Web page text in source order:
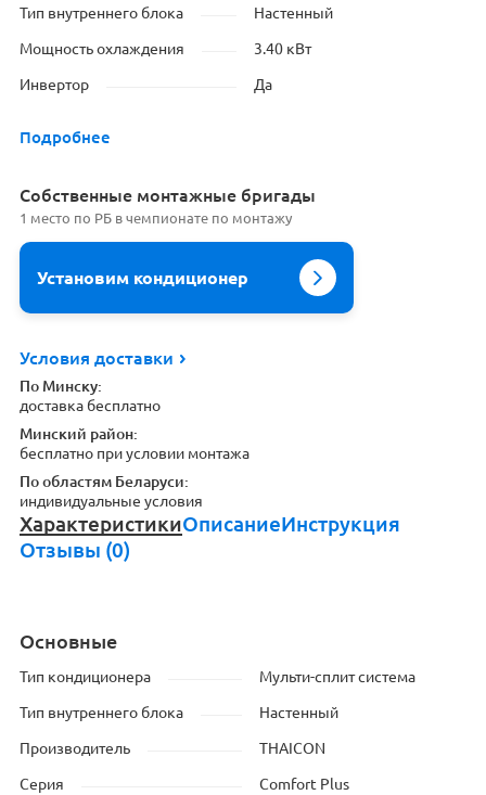
Тип внутреннего блока Настенный
Мощность охлаждения 3.40 кВт
Инвертор Да
Подробнее
Cобственные монтажные бригады
1 место по РБ в чемпионате по монтажу
Установим кондиционер
Условия доставки
По Минску:
доставка бесплатно
Минский район:
бесплатно при условии монтажа
По областям Беларуси:
индивидуальные условия
ХарактеристикиОписаниеИнструкция
Отзывы (0)
Основные
Тип кондиционера Мульти-сплит система
Тип внутреннего блока Настенный
Производитель THAICON
Серия Comfort Plus